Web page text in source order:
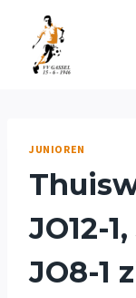
Doorgaan
inhoud
JUNIOREN
JO12-
JO8-1